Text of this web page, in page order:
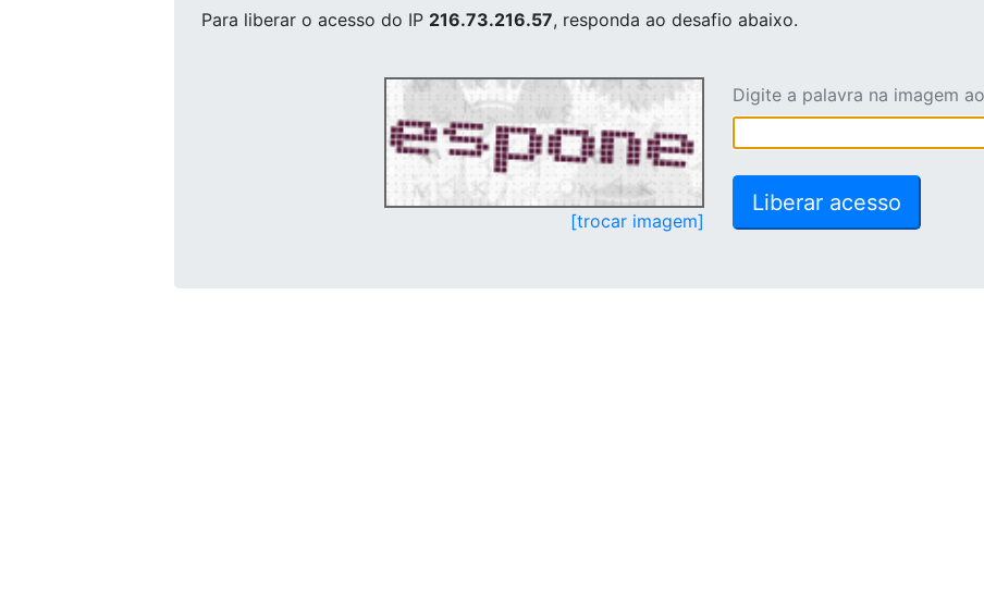
Para liberar o acesso do IP 216.73.216.57, responda ao desafio abaixo.
[trocar imagem]
Digite a palavra na imagem